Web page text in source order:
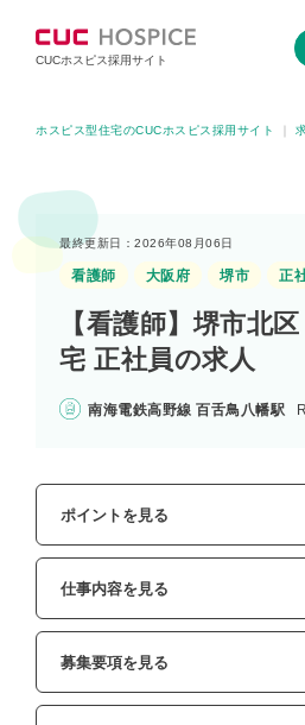
CUCホスピス採用サイト
ホスピス型住宅のCUCホスピス採用サイト
最終更新日：2026年08月06日
看護師 大阪府 堺市 正
【看護師】堺市北
宅 正社員の求人
南海電鉄高野線 百舌鳥八幡駅
ポイントを見る
仕事内容を見る
募集要項を見る